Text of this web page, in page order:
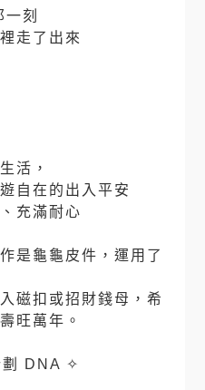
刻
走了出來
活，
自在的出入平安
充滿耐心
是龜龜皮件，運用了
磁扣或招財錢母，希
旺萬年。
劃 DNA ✧